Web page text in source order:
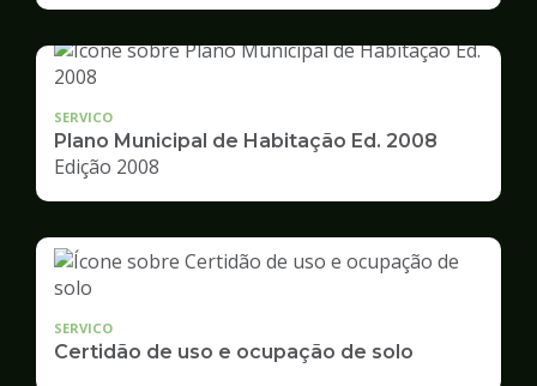
Desenvolvimento
Urbano
SERVICO
Plano Municipal de Habitação Ed. 2008
Edição 2008
SERVICO
Certidão de uso e ocupação de solo